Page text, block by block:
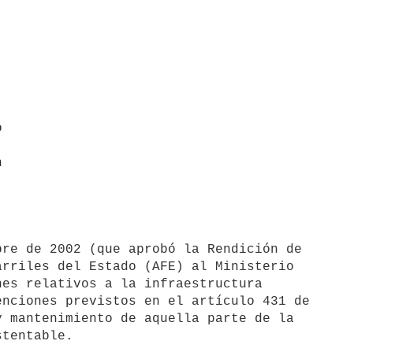
del Estado (AFE) al Ministerio
relativos a la infraestructura
previstos en el artículo 431 de
de aquella parte de la